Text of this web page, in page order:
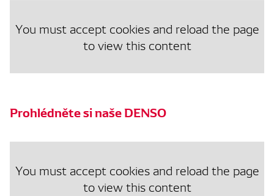
You must accept cookies and reload the page
to view this content
Prohlédněte si naše DENSO
You must accept cookies and reload the page
to view this content